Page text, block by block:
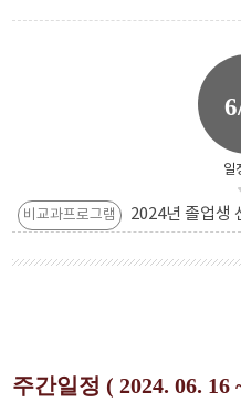
일
비교과프로그램 2024년 졸업생
주간일정 ( 2024. 06. 16